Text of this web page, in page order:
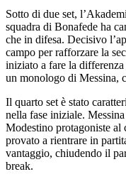
Sotto di due set,
squadra di Bonafede ha
che in difesa. Decisivo
campo per rafforzare la
iniziato a fare la
un monologo di Messina,
Il quarto set è stato
nella fase iniziale.
Modestino protagoniste al
provato a rientrare in
vantaggio, chiudendo il
break.